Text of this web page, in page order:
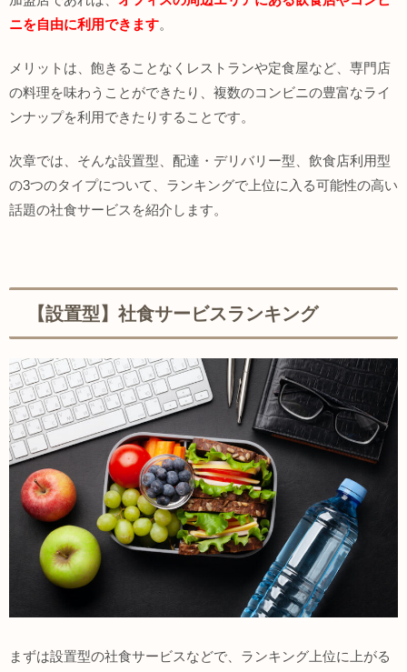
ニを自由に利用できます。
メリットは、飽きることなくレストランや定食屋など、専門店
の料理を味わうことができたり、複数のコンビニの豊富なライ
ンナップを利用できたりすることです。
次章では、そんな設置型、配達・デリバリー型、飲食店利用型
の3つのタイプについて、ランキングで上位に入る可能性の高い
話題の社食サービスを紹介します。
【設置型】社食サービスランキング
まずは設置型の社食サービスなどで、ランキング上位に上がる